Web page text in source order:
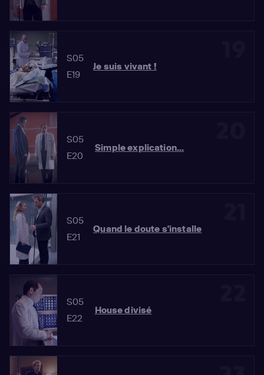
S05
E19
Je suis vivant !
S05
E20
Simple explication...
S05
E21
Quand le doute s'installe
S05
E22
House divisé